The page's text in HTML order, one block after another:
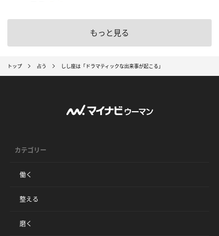
もっと見る
トップ 占う しし座は「ドラマティックな出来事が起こる」
カテゴリー
働く
整える
磨く